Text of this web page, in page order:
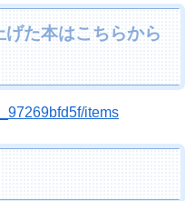
た本はこちらから
items